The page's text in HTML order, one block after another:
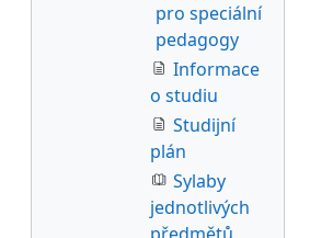
pro speciální
pedagogy
Informace
o studiu
Studijní
plán
Sylaby
jednotlivých